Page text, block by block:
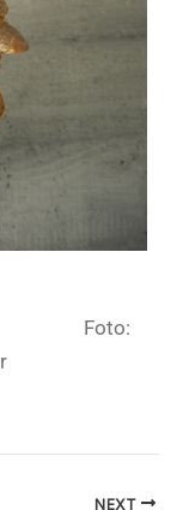
Foto:
NEXT